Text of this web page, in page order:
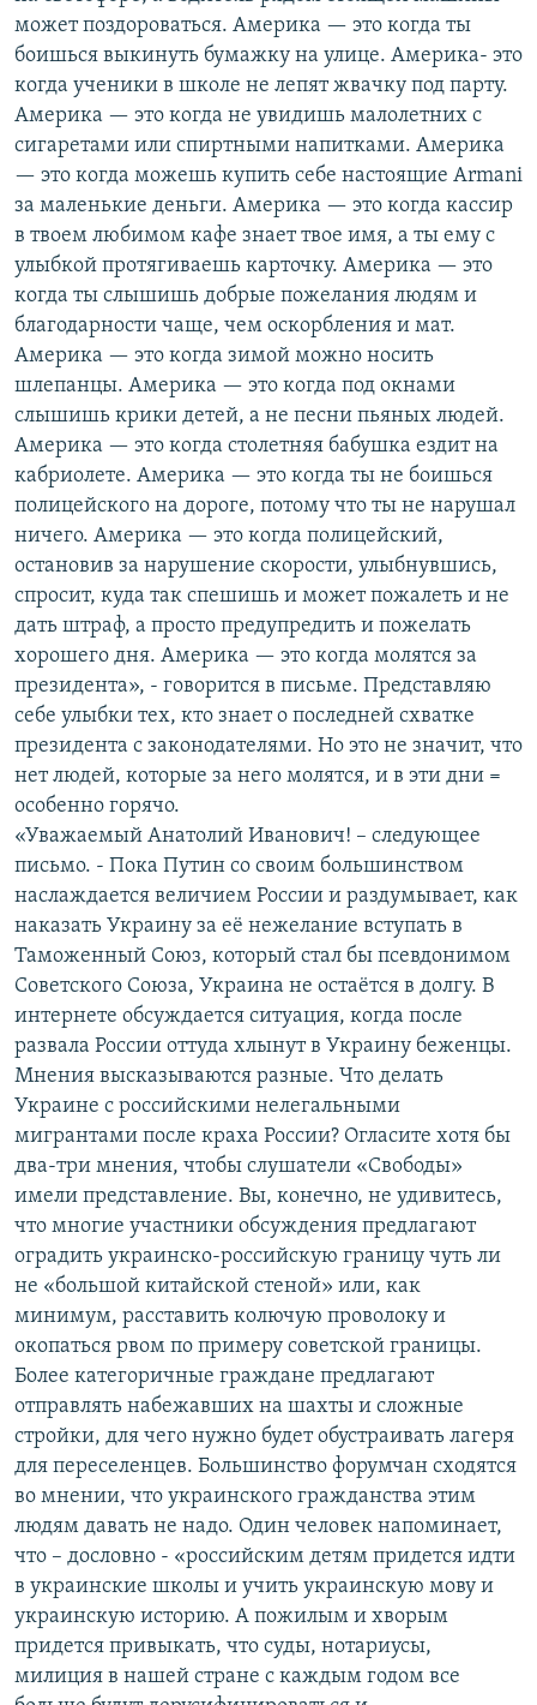
может поздороваться. Америка — это когда ты
боишься выкинуть бумажку на улице. Америка- это
когда ученики в школе не лепят жвачку под парту.
Америка — это когда не увидишь малолетних с
сигаретами или спиртными напитками. Америка
— это когда можешь купить себе настоящие Armani
за маленькие деньги. Америка — это когда кассир
в твоем любимом кафе знает твое имя, а ты ему с
улыбкой протягиваешь карточку. Америка — это
когда ты слышишь добрые пожелания людям и
благодарности чаще, чем оскорбления и мат.
Америка — это когда зимой можно носить
шлепанцы. Америка — это когда под окнами
слышишь крики детей, а не песни пьяных людей.
Америка — это когда столетняя бабушка ездит на
кабриолете. Америка — это когда ты не боишься
полицейского на дороге, потому что ты не нарушал
ничего. Америка — это когда полицейский,
остановив за нарушение скорости, улыбнувшись,
спросит, куда так спешишь и может пожалеть и не
дать штраф, а просто предупредить и пожелать
хорошего дня. Америка — это когда молятся за
президента», - говорится в письме. Представляю
себе улыбки тех, кто знает о последней схватке
президента с законодателями. Но это не значит, что
нет людей, которые за него молятся, и в эти дни =
особенно горячо.
«Уважаемый Анатолий Иванович! – следующее
письмо. - Пока Путин со своим большинством
наслаждается величием России и раздумывает, как
наказать Украину за её нежелание вступать в
Таможенный Союз, который стал бы псевдонимом
Советского Союза, Украина не остаётся в долгу. В
интернете обсуждается ситуация, когда после
развала России оттуда хлынут в Украину беженцы.
Мнения высказываются разные. Что делать
Украине с российскими нелегальными
мигрантами после краха России? Огласите хотя бы
два-три мнения, чтобы слушатели «Свободы»
имели представление. Вы, конечно, не удивитесь,
что многие участники обсуждения предлагают
оградить украинско-российскую границу чуть ли
не «большой китайской стеной» или, как
минимум, расставить колючую проволоку и
окопаться рвом по примеру советской границы.
Более категоричные граждане предлагают
отправлять набежавших на шахты и сложные
стройки, для чего нужно будет обустраивать лагеря
для переселенцев. Большинство форумчан сходятся
во мнении, что украинского гражданства этим
людям давать не надо. Один человек напоминает,
что – дословно - «российским детям придется идти
в украинские школы и учить украинскую мову и
украинскую историю. А пожилым и хворым
придется привыкать, что суды, нотариусы,
милиция в нашей стране с каждым годом все